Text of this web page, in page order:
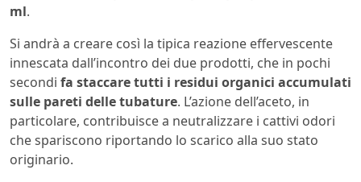
ml.
Si andrà a creare così la tipica reazione effervescente
innescata dall’incontro dei due prodotti, che in pochi
secondi fa staccare tutti i residui organici accumulati
sulle pareti delle tubature. L’azione dell’aceto, in
particolare, contribuisce a neutralizzare i cattivi odori
che spariscono riportando lo scarico alla suo stato
originario.